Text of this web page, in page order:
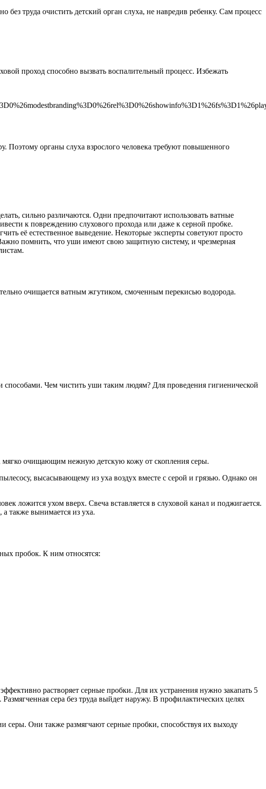
труда очистить детский орган слуха, не навредив ребенку. Сам процесс
проход способно вызвать воспалительный процесс. Избежать
Поэтому органы слуха взрослого человека требуют повышенного
сильно различаются. Одни предпочитают использовать ватные
к повреждению слухового прохода или даже к серной пробке.
её естественное выведение. Некоторые эксперты советуют просто
помнить, что уши имеют свою защитную систему, и чрезмерная
очищается ватным жгутиком, смоченным перекисью водорода.
Чем чистить уши таким людям? Для проведения гигиенической
мягко очищающим нежную детскую кожу от скопления серы.
высасывающему из уха воздух вместе с серой и грязью. Однако он
ложится ухом вверх. Свеча вставляется в слуховой канал и поджигается.
также вынимается из уха.
пробок. К ним относятся:
растворяет серные пробки. Для их устранения нужно закапать 5
сера без труда выйдет наружу. В профилактических целях
серы. Они также размягчают серные пробки, способствуя их выходу